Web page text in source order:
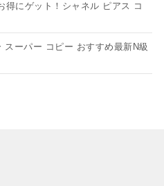
得にゲット！シャネル ピアス コ
ーパー コピー おすすめ最新N級